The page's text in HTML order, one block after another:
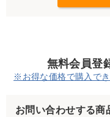
無料会員登
※お得な価格で購入で
お問い合わせする商